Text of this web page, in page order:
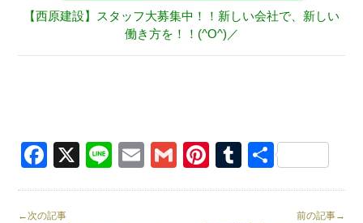
【西原建設】スタッフ大募集中！！新しい会社で、新しい
働き方を！！(^O^)／
Facebook
X LineEmailGmailPinterest
Tumblr
共
前の記事→
←次の記事